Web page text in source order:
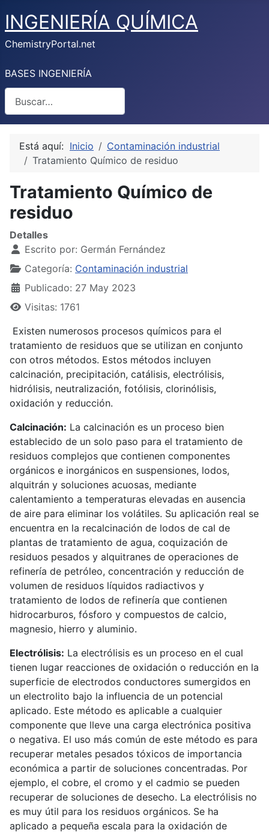
INGENIERÍA QUÍMICA
ChemistryPortal.net
BASES INGENIERÍA
Está aquí: Inicio
Contaminación industrial
Tratamiento Químico de residuo
Tratamiento Químico de
residuo
Detalles
Escrito por: Germán Fernández
Categoría: Contaminación industrial
Publicado: 27 May 2023
Visitas: 1761
Existen numerosos procesos químicos para el
tratamiento de residuos que se utilizan en conjunto
con otros métodos. Estos métodos incluyen
calcinación, precipitación, catálisis, electrólisis,
hidrólisis, neutralización, fotólisis, clorinólisis,
oxidación y reducción.
Calcinación: La calcinación es un proceso bien
establecido de un solo paso para el tratamiento de
residuos complejos que contienen componentes
orgánicos e inorgánicos en suspensiones, lodos,
alquitrán y soluciones acuosas, mediante
calentamiento a temperaturas elevadas en ausencia
de aire para eliminar los volátiles. Su aplicación real se
encuentra en la recalcinación de lodos de cal de
plantas de tratamiento de agua, coquización de
residuos pesados y alquitranes de operaciones de
refinería de petróleo, concentración y reducción de
volumen de residuos líquidos radiactivos y
tratamiento de lodos de refinería que contienen
hidrocarburos, fósforo y compuestos de calcio,
magnesio, hierro y aluminio.
Electrólisis: La electrólisis es un proceso en el cual
tienen lugar reacciones de oxidación o reducción en la
superficie de electrodos conductores sumergidos en
un electrolito bajo la influencia de un potencial
aplicado. Este método es aplicable a cualquier
componente que lleve una carga electrónica positiva
o negativa. El uso más común de este método es para
recuperar metales pesados tóxicos de importancia
económica a partir de soluciones concentradas. Por
ejemplo, el cobre, el cromo y el cadmio se pueden
recuperar de soluciones de desecho. La electrólisis no
es muy útil para los residuos orgánicos. Se ha
aplicado a pequeña escala para la oxidación de